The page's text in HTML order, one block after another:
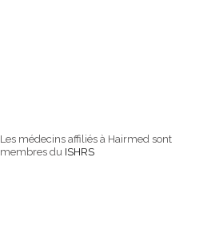
Les médecins affiliés à Hairmed sont
membres du ISHRS